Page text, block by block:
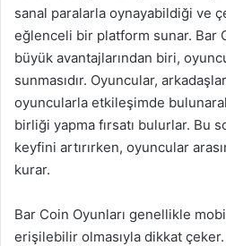
sanal paralarla oynayabildiği ve
eğlenceli bir platform sunar. Bar
büyük avantajlarından biri,
sunmasıdır. Oyuncular,
oyuncularla etkileşimde
birliği yapma fırsatı bulurlar. Bu
keyfini artırırken, oyuncular
kurar.
Bar Coin Oyunları genellikle
erişilebilir olmasıyla dikkat